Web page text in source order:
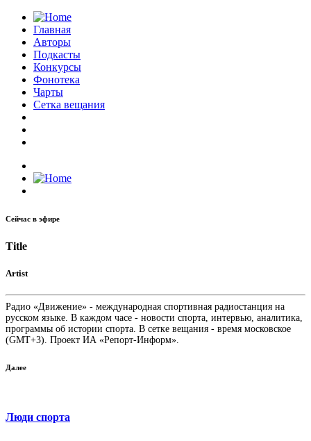
Главная
Авторы
Подкасты
Конкурсы
Фонотека
Чарты
Сетка вещания
Сейчас в эфире
Title
Artist
Радио «Движение» - международная спортивная радиостанция на
русском языке. В каждом часе - новости спорта, интервью, аналитика,
программы об истории спорта. В сетке вещания - время московское
(GMT+3). Проект ИА «Репорт-Информ».
Далее
Люди спорта